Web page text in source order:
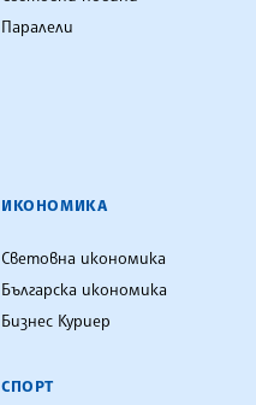
Паралели
ИКОНОМИКА
Световна икономика
Българска икономика
Бизнес Куриер
СПОРТ